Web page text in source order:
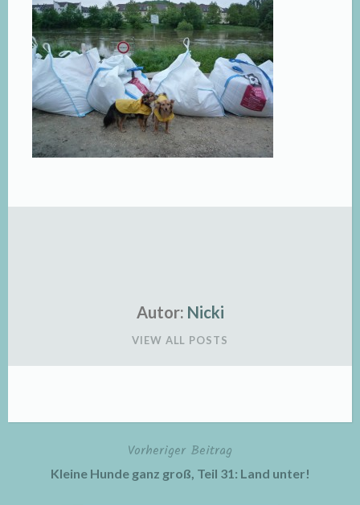
Autor: Nicki
VIEW ALL POSTS
BeitragsnavigationVorheriger Beitrag
Kleine Hunde ganz groß, Teil 31: Land unter!